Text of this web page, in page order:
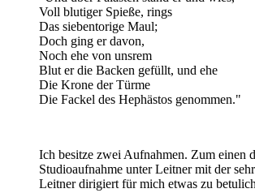
Voll blutiger Spieße, rings
Das siebentorige Maul;
Doch ging er davon,
Noch ehe von unsrem
Blut er die Backen gefüllt, und ehe
Die Krone der Türme
Die Fackel des Hephästos genommen."
Ich besitze zwei Aufnahmen. Zum einen
Studioaufnahme unter Leitner mit der
Leitner dirigiert für mich etwas zu